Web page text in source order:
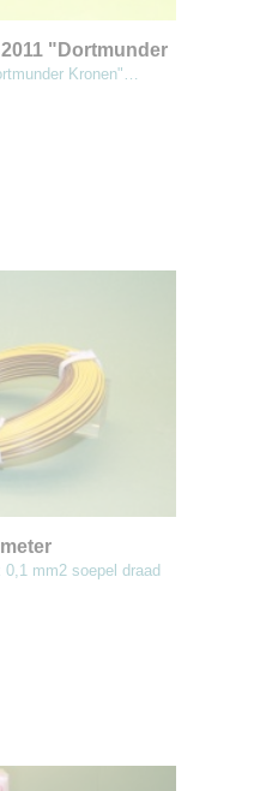
"Dortmunder
Kronen"…
mm2 soepel draad